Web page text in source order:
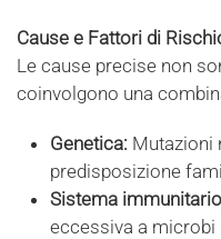
Cause e Fattori di
Le cause precise non
coinvolgono una
Genetica: Mutazioni
predisposizione
Sistema
eccessiva a microbi